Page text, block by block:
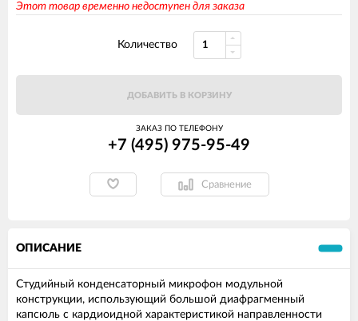
Этот товар временно недоступен для заказа
Количество
ДОБАВИТЬ В КОРЗИНУ
ЗАКАЗ ПО ТЕЛЕФОНУ
+7 (495) 975-95-49
Сравнение
ОПИСАНИЕ
Студийный конденсаторный микрофон модульной
конструкции, использующий большой диафрагменный
капсюль с кардиоидной характеристикой направленности